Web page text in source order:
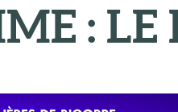
: LE